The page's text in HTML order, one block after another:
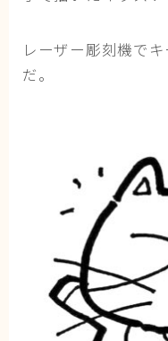
健康管理（病気・ケ
行動と心理（ねこ
お役立ち情報（ね
策）
ブログ
レーザー彫刻機で
だ。